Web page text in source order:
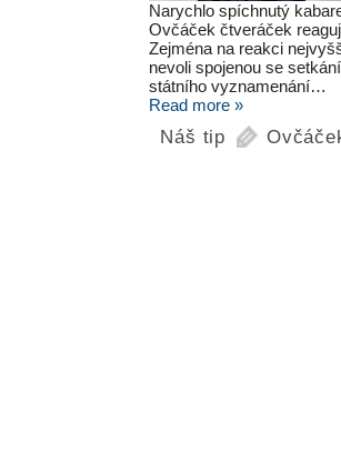
Narychlo spíchnutý
Ovčáček čtveráček
Zejména na reakci
nevoli spojenou se
státního vyznamenání…
Read more »
Náš tip